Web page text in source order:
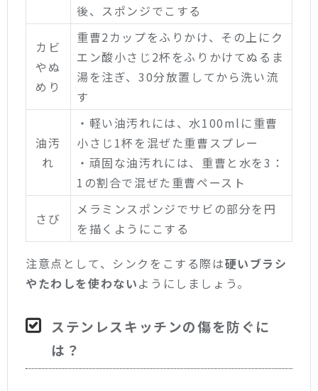
後、スポンジでこする
カビ
やぬ
めり
重曹2カップをふりかけ、その上にク
エン酸小さじ2杯をふりかけてぬるま
湯を注ぎ、30分放置してから洗い流
す
油汚
れ
・軽い油汚れには、水100mlに重曹
小さじ1杯を混ぜた重曹スプレー
・頑固な油汚れには、重曹と水を3：
1の割合で混ぜた重曹ペースト
さび
メラミンスポンジでサビの部分を円
を描くようにこする
注意点として、シンクをこする際は硬いブラシ
やたわしを使わないようにしましょう。
ステンレスキッチンの傷を防ぐに
は？